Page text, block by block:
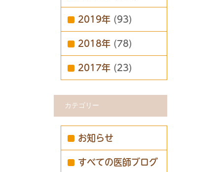
2019年 (93)
2018年 (78)
2017年 (23)
カテゴリー
お知らせ
すべての医師ブログ